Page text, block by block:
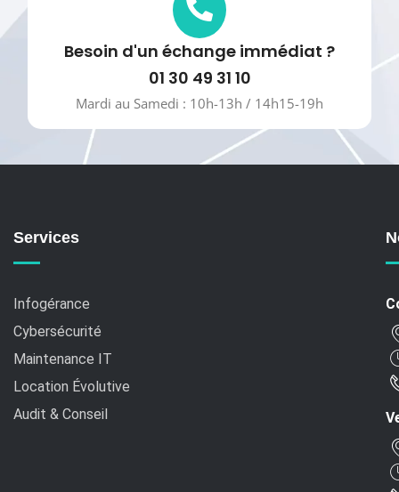
Besoin d'un échange immédiat ?
01 30 49 31 10
Mardi au Samedi : 10h-13h / 14h15-19h
Services
Infogérance
Cybersécurité
Maintenance IT
Location Évolutive
Audit & Conseil